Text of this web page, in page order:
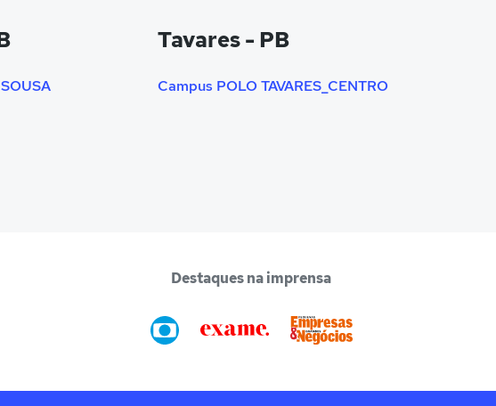
Tavares - PB
Campus POLO TAVARES_CENTRO
Destaques na imprensa